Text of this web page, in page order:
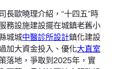
長歐曉理介紹，“十四五”時
務設施建設擺在城鎮老舊小
城城中醫診所設計鎮化建設
加大資金投入、優化大直室
落地，爭取到2025年，實